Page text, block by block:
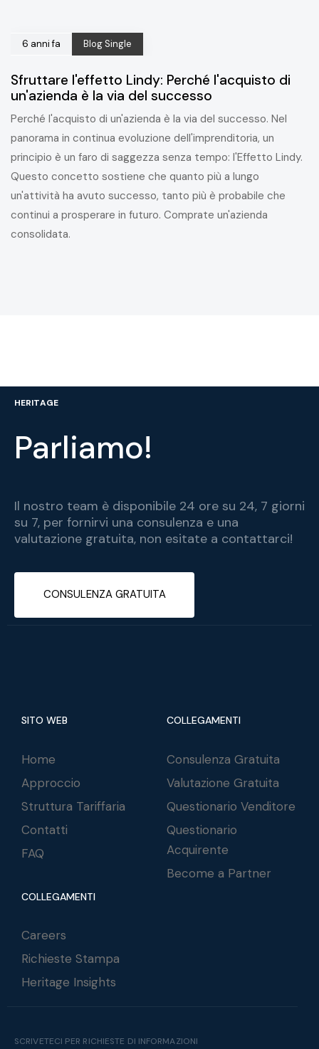
6 anni fa Blog Single
Sfruttare l'effetto Lindy: Perché l'acquisto di
un'azienda è la via del successo
Perché l'acquisto di un'azienda è la via del successo. Nel
panorama in continua evoluzione dell'imprenditoria, un
principio è un faro di saggezza senza tempo: l'Effetto Lindy.
Questo concetto sostiene che quanto più a lungo
un'attività ha avuto successo, tanto più è probabile che
continui a prosperare in futuro. Comprate un'azienda
consolidata.
HERITAGE
Parliamo!
Il nostro team è disponibile 24 ore su 24, 7 giorni
su 7, per fornirvi una consulenza e una
valutazione gratuita, non esitate a contattarci!
CONSULENZA GRATUITA
SITO WEB
Home
Approccio
Struttura Tariffaria
Contatti
FAQ
COLLEGAMENTI
Consulenza Gratuita
Valutazione Gratuita
Questionario Venditore
Questionario
Acquirente
Become a Partner
COLLEGAMENTI
Careers
Richieste Stampa
Heritage Insights
SCRIVETECI PER RICHIESTE DI INFORMAZIONI